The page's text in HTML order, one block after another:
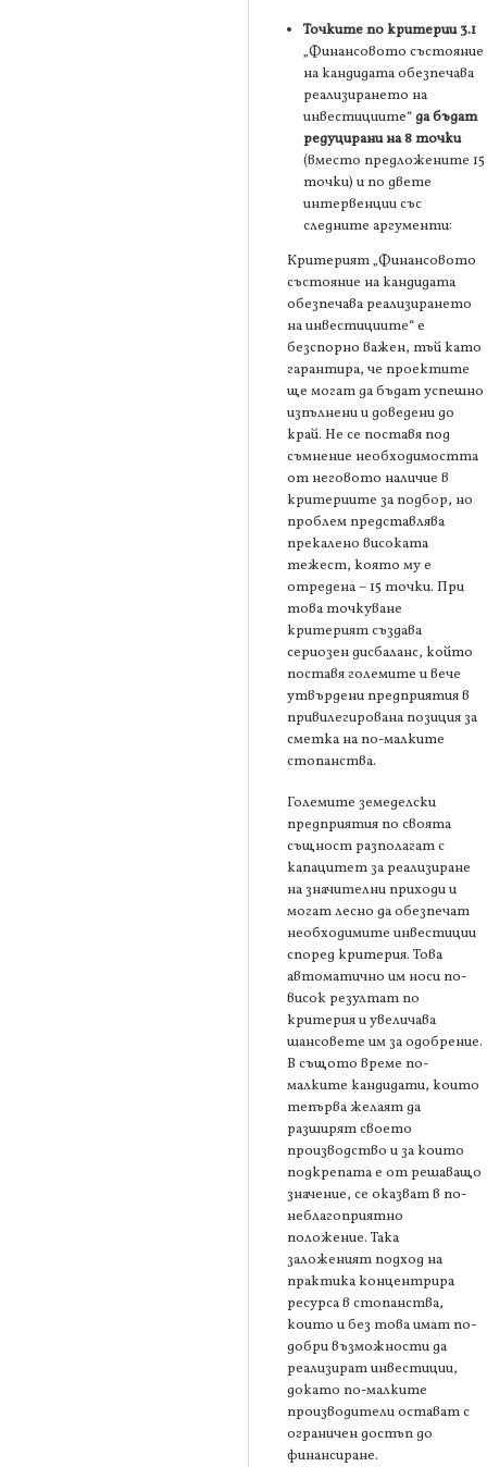
Точките по критерии 3.1
„Финансовото състояние
на кандидата обезпечава
реализирането на
инвестициите“да бъдат
редуцирани на 8 точки
(вместо предложените 15
точки) и по двете
интервенции със
следните аргументи:
Критерият „Финансовото
състояние на кандидата
обезпечава реализирането
на инвестициите“ е
безспорно важен, тъй като
гарантира, че проектите
ще могат да бъдат успешно
изпълнени и доведени до
край. Не се поставя под
съмнение необходимостта
от неговото наличие в
критериите за подбор, но
проблем представлява
прекалено високата
тежест, която му е
отредена – 15 точки. При
това точкуване
критерият създава
сериозен дисбаланс, който
поставя големите и вече
утвърдени предприятия в
привилегирована позиция за
сметка на по-малките
стопанства.
Големите земеделски
предприятия по своята
същност разполагат с
капацитет за реализиране
на значителни приходи и
могат лесно да обезпечат
необходимите инвестиции
според критерия. Това
автоматично им носи по-
висок резултат по
критерия и увеличава
шансовете им за одобрение.
В същото време по-
малките кандидати, които
тепърва желаят да
разширят своето
производство и за които
подкрепата е от решаващо
значение, се оказват в по-
неблагоприятно
положение. Така
заложеният подход на
практика концентрира
ресурса в стопанства,
които и без това имат по-
добри възможности да
реализират инвестиции,
докато по-малките
производители остават с
ограничен достъп до
финансиране.